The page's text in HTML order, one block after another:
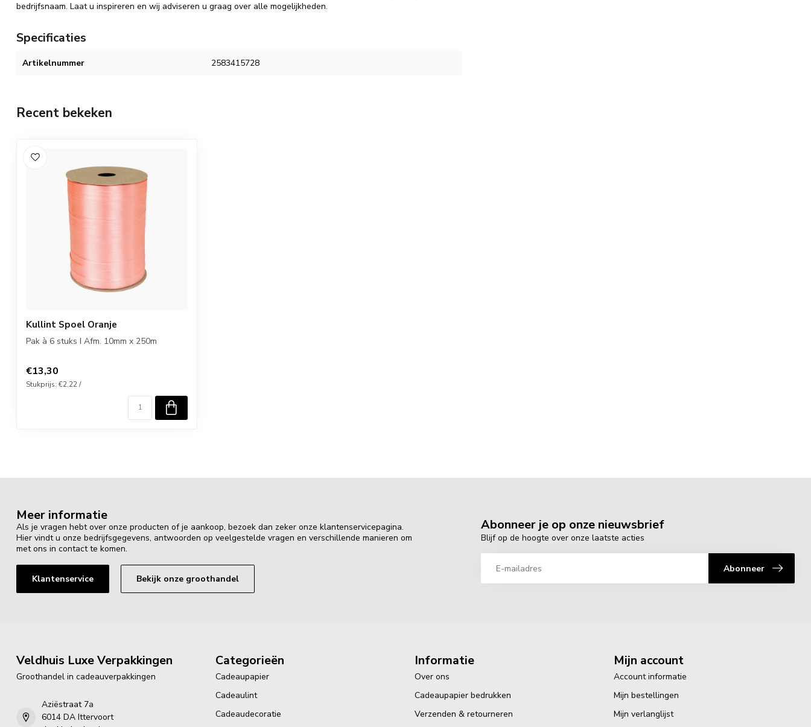
bedrijfsnaam. Laat u inspireren en wij adviseren u graag over alle mogelijkheden.
Specificaties
Artikelnummer 2583415728
Recent bekeken
Kullint Spoel Oranje
Pak à 6 stuks I Afm. 10mm x 250m
€13,30
Stukprijs: €2,22 /
Meer informatie
Als je vragen hebt over onze producten of je aankoop, bezoek dan zeker onze klantenservicepagina.
Hier vindt u onze bedrijfsgegevens, antwoorden op veelgestelde vragen en verschillende manieren om
met ons in contact te komen.
Klantenservice Bekijk onze groothandel
Abonneer je op onze nieuwsbrief
Blijf op de hoogte over onze laatste acties
Abonneer
Veldhuis Luxe Verpakkingen
Groothandel in cadeauverpakkingen
Aziëstraat 7a
6014 DA Ittervoort
Categorieën
Cadeaupapier
Cadeaulint
Cadeaudecoratie
Informatie
Over ons
Cadeaupapier bedrukken
Verzenden & retourneren
Mijn account
Account informatie
Mijn bestellingen
Mijn verlanglijst